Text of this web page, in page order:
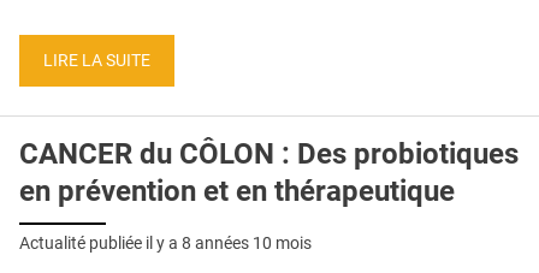
LIRE LA SUITE
CANCER du CÔLON : Des probiotiques
en prévention et en thérapeutique
Actualité publiée il y a 8 années 10 mois